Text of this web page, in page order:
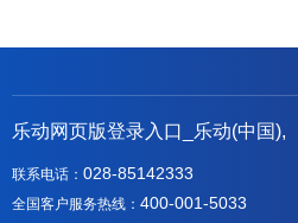
乐动网页版登录入口_乐动(中国),
联系电话： 028-85142333
全国客户服务热线： 400-001-5033